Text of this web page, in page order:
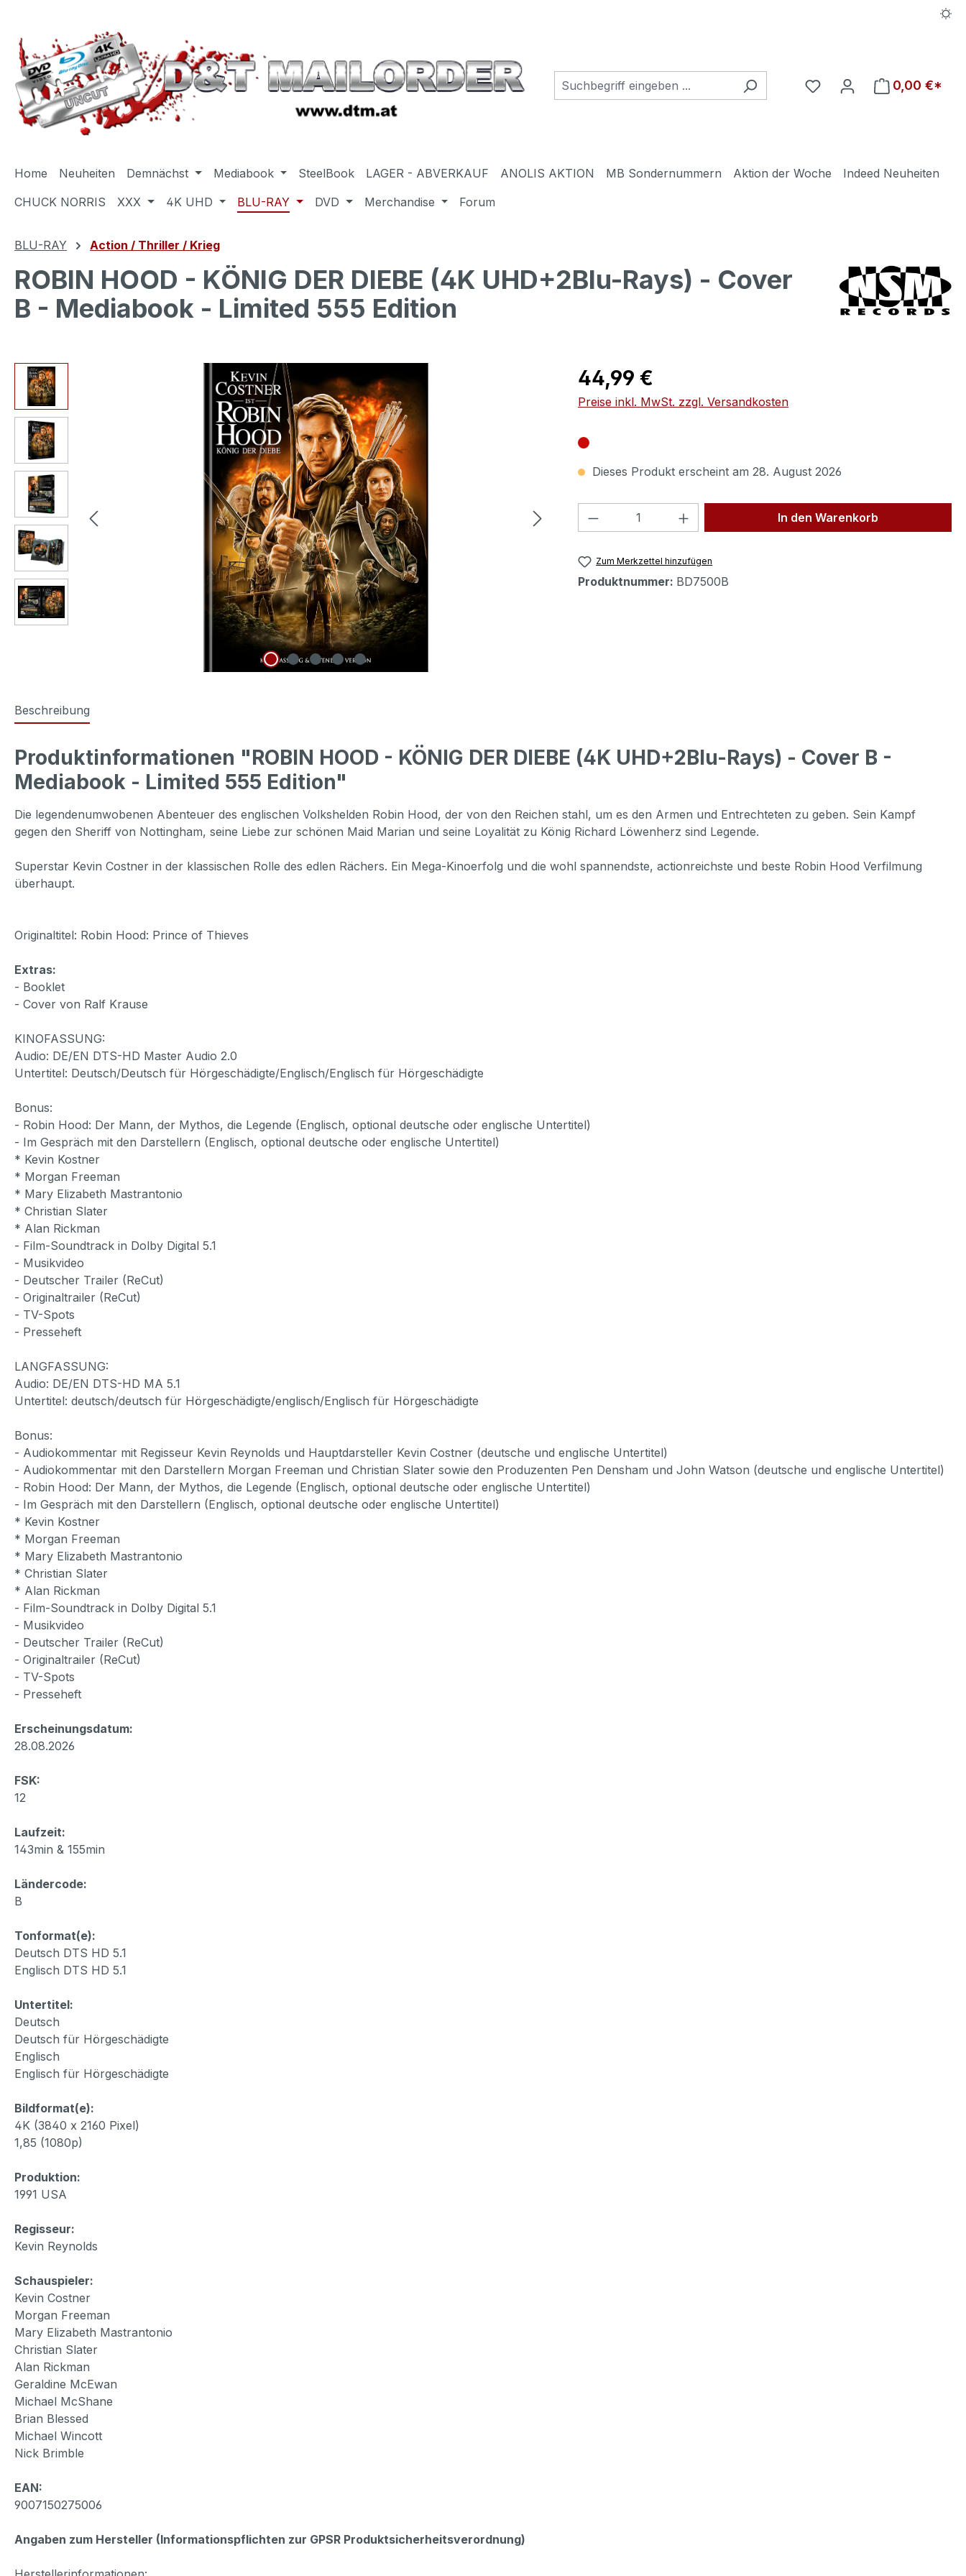
Du hast 0 Produkte auf
0,00 €*
Home Neuheiten Demnächst Mediabook SteelBook LAGER - ABVERKAUF ANOLIS AKTION MB Sondernummern Aktion der Woche
Indeed Neuheiten
CHUCK NORRIS
XXX 4K UHD BLU-RAY DVD Merchandise Forum
BLU-RAY Action / Thriller / Krieg
ROBIN HOOD - KÖNIG DER DIEBE (4K UHD+2Blu-Rays) - Cover
B - Mediabook - Limited 555 Edition
Bildergalerie überspringen Regulärer Preis:
44,99 €
Preise inkl. MwSt. zzgl. Versandkosten
Dieses Produkt erscheint am 28. August 2026
Produkt Anzahl: Gib den gewünschten Wert
In den Warenkorb
Zum Merkzettel hinzufügen
Produktnummer: BD7500B
Beschreibung
Produktinformationen "ROBIN HOOD - KÖNIG DER DIEBE (4K UHD+2Blu-Rays) - Cover B -
Mediabook - Limited 555 Edition"
Die legendenumwobenen Abenteuer des englischen Volkshelden Robin Hood, der von den Reichen stahl, um es den Armen und Entrechteten zu geben. Sein Kampf
gegen den Sheriff von Nottingham, seine Liebe zur schönen Maid Marian und seine Loyalität zu König Richard Löwenherz sind Legende.
Superstar Kevin Costner in der klassischen Rolle des edlen Rächers. Ein Mega-Kinoerfolg und die wohl spannendste, actionreichste und beste Robin Hood Verfilmung
überhaupt.
Originaltitel: Robin Hood: Prince of Thieves
Extras:
- Booklet
- Cover von Ralf Krause
KINOFASSUNG:
Audio: DE/EN DTS-HD Master Audio 2.0
Untertitel: Deutsch/Deutsch für Hörgeschädigte/Englisch/Englisch für Hörgeschädigte
Bonus:
- Robin Hood: Der Mann, der Mythos, die Legende (Englisch, optional deutsche oder englische Untertitel)
- Im Gespräch mit den Darstellern (Englisch, optional deutsche oder englische Untertitel)
* Kevin Kostner
* Morgan Freeman
* Mary Elizabeth Mastrantonio
* Christian Slater
* Alan Rickman
- Film-Soundtrack in Dolby Digital 5.1
- Musikvideo
- Deutscher Trailer (ReCut)
- Originaltrailer (ReCut)
- TV-Spots
- Presseheft
LANGFASSUNG:
Audio: DE/EN DTS-HD MA 5.1
Untertitel: deutsch/deutsch für Hörgeschädigte/englisch/Englisch für Hörgeschädigte
Bonus:
- Audiokommentar mit Regisseur Kevin Reynolds und Hauptdarsteller Kevin Costner (deutsche und englische Untertitel)
- Audiokommentar mit den Darstellern Morgan Freeman und Christian Slater sowie den Produzenten Pen Densham und John Watson (deutsche und englische Untertitel)
- Robin Hood: Der Mann, der Mythos, die Legende (Englisch, optional deutsche oder englische Untertitel)
- Im Gespräch mit den Darstellern (Englisch, optional deutsche oder englische Untertitel)
* Kevin Kostner
* Morgan Freeman
* Mary Elizabeth Mastrantonio
* Christian Slater
* Alan Rickman
- Film-Soundtrack in Dolby Digital 5.1
- Musikvideo
- Deutscher Trailer (ReCut)
- Originaltrailer (ReCut)
- TV-Spots
- Presseheft
Erscheinungsdatum:
28.08.2026
FSK:
12
Laufzeit:
143min & 155min
Ländercode:
B
Tonformat(e):
Deutsch DTS HD 5.1
Englisch DTS HD 5.1
Untertitel:
Deutsch
Deutsch für Hörgeschädigte
Englisch
Englisch für Hörgeschädigte
Bildformat(e):
4K (3840 x 2160 Pixel)
1,85 (1080p)
Produktion:
1991 USA
Regisseur:
Kevin Reynolds
Schauspieler:
Kevin Costner
Morgan Freeman
Mary Elizabeth Mastrantonio
Christian Slater
Alan Rickman
Geraldine McEwan
Michael McShane
Brian Blessed
Michael Wincott
Nick Brimble
EAN:
9007150275006
Angaben zum Hersteller (Informationspflichten zur GPSR Produktsicherheitsverordnung)